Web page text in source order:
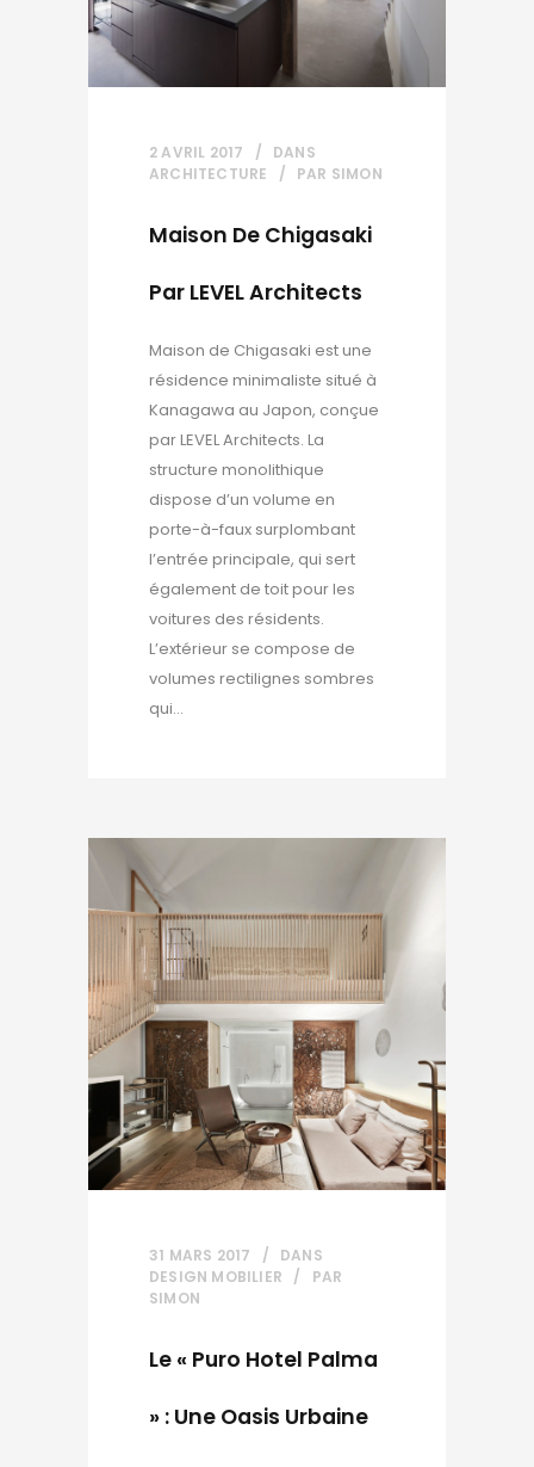
2 AVRIL 2017
DANS
ARCHITECTURE
PAR SIMON
Maison De Chigasaki
Par LEVEL Architects
Maison de Chigasaki est une
résidence minimaliste situé à
Kanagawa au Japon, conçue
par LEVEL Architects. La
structure monolithique
dispose d’un volume en
porte-à-faux surplombant
l’entrée principale, qui sert
également de toit pour les
voitures des résidents.
L’extérieur se compose de
volumes rectilignes sombres
qui...
31 MARS 2017
DANS
DESIGN MOBILIER
PAR
SIMON
Le « Puro Hotel Palma
» : Une Oasis Urbaine